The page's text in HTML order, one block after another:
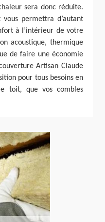
sera donc réduite.
permettra d’autant
à l’intérieur de votre
acoustique, thermique
de faire une économie
Artisan Claude
pour tous besoins en
toit, que vos combles